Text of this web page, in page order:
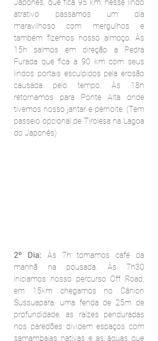
Japonês, que fica 95 km, nesse lindo
atrativo passamos um dia
maravilhoso com mergulhos e
também fizemos nosso almoço. Às
15h saímos em direção a Pedra
Furada que fica a 90 km com seus
lindos portais esculpidos pela erosão
causada pelo tempo. Às 18h
retornamos para Ponte Alta onde
tivemos nosso jantar e pernoite. (Tem
passeio opcional de Tirolesa na Lagoa
do Japonês)
2º Dia: Às 7h tomamos café da
manhã na pousada. Às 7h30
iniciamos nosso percurso Off Road,
em 15km chegamos no Cânion
Sussuapara, uma fenda de 25m de
profundidade, as raízes penduradas
nos paredões dividem espaços com
samambaias nativas e as águas que